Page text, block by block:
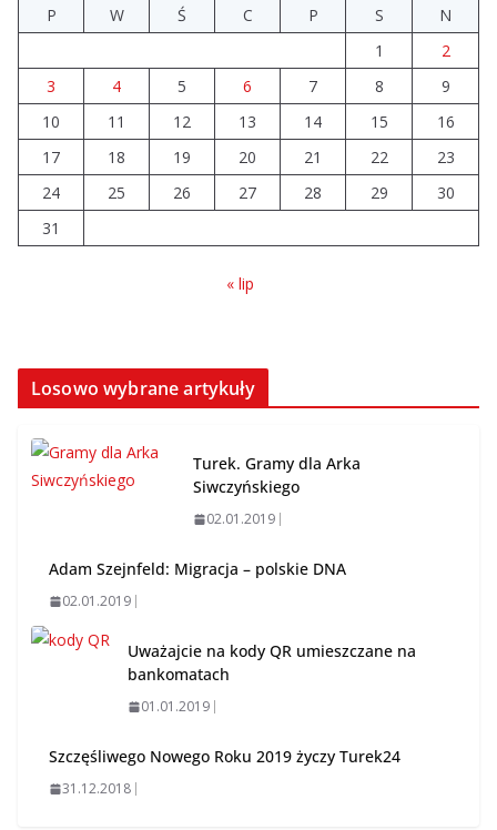
Wiata Wielkopolska. Dotacje nawet do 300 tys. zł
14 sierpnia urzędy skarbowe
będą nieczynne
06.08.2026
P
W Ś C P S
N
1
2
3
4 5 6 7 8
9
10
11 12 13 14 15
16
17
18 19 20 21 22
23
24
25 26 27 28 29
30
31
« lip
Losowo wybrane artykuły
Turek. Gramy dla Arka
Siwczyńskiego
02.01.2019
Adam Szejnfeld: Migracja – polskie DNA
02.01.2019
Uważajcie na kody QR umieszczane na
bankomatach
01.01.2019
Szczęśliwego Nowego Roku 2019 życzy Turek24
31.12.2018